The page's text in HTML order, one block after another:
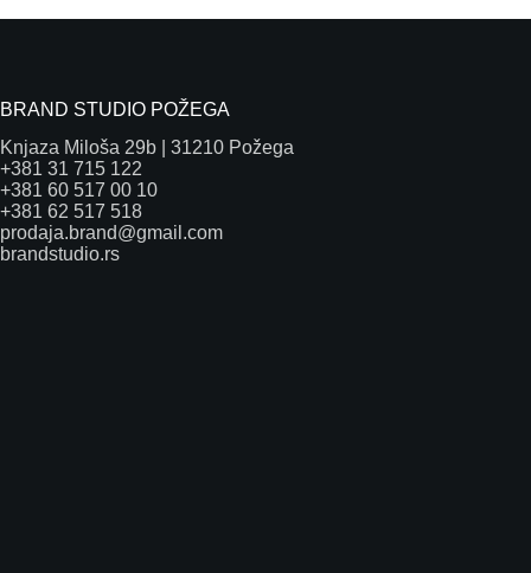
BRAND STUDIO POŽEGA
Knjaza Miloša 29b | 31210 Požega
+381 31 715 122
+381 60 517 00 10
+381 62 517 518
prodaja.brand@gmail.com
brandstudio.rs